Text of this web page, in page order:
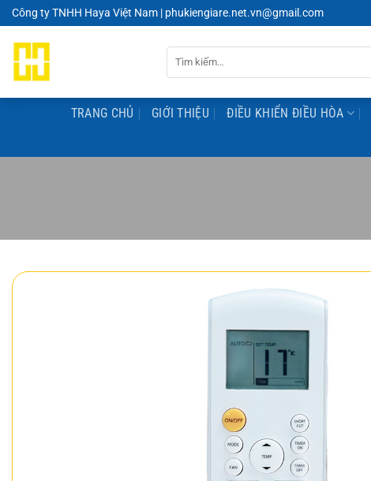
Chuyển
đến
dung
Công ty TNHH Haya Việt Nam | phukiengiare.net.vn@gmail.com
kiếm:
TRANG CHỦ GIỚI THIỆU ĐIỀU KHIỂN ĐIỀU HÒA